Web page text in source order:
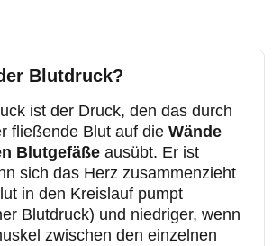
Blutdruck?
ist der Druck, den das durch
fließende Blut auf die Wände
Blutgefäße ausübt. Er ist
sich das Herz zusammenzieht
in den Kreislauf pumpt
Blutdruck) und niedriger, wenn
zwischen den einzelnen